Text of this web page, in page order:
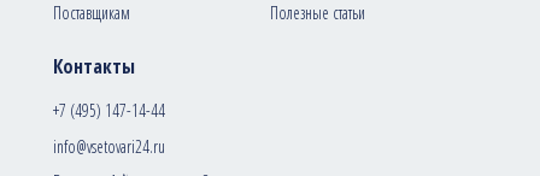
Контакты
+7 (495) 147-14-44
info@vsetovari24.ru
Поставщикам
Полезные статьи